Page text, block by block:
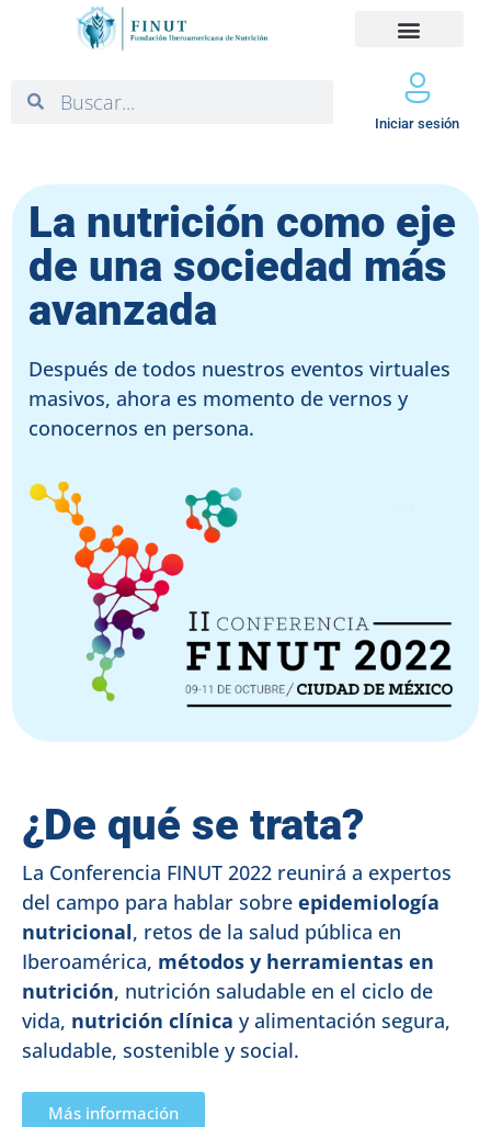
Iniciar sesión
La nutrición como eje
de una sociedad más
avanzada
Después de todos nuestros eventos virtuales
masivos, ahora es momento de vernos y
conocernos en persona.
¿De qué se trata?
La Conferencia FINUT 2022 reunirá a expertos
del campo para hablar sobre epidemiología
nutricional, retos de la salud pública en
Iberoamérica, métodos y herramientas en
nutrición, nutrición saludable en el ciclo de
vida, nutrición clínica y alimentación segura,
saludable, sostenible y social.
Más información